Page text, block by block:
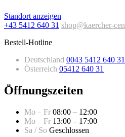
Standort anzeigen
+43 5412 640 31 shop@kaercher-
Bestell-Hotline
Deutschland 0043 5412 640 31
Österreich 05412 640 31
Öffnungszeiten
Mo – Fr 08:00 – 12:00
Mo – Fr 13:00 – 17:00
Sa / So Geschlossen